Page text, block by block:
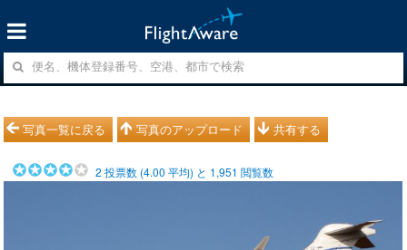
写真一覧に戻る 写真のアップロード 共有する
2 投票数 (4.00 平均) と 1,951 閲覧数